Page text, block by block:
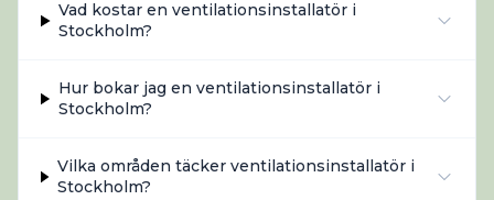
Vad kostar en ventilationsinstallatör i
Stockholm?
Hur bokar jag en ventilationsinstallatör i
Stockholm?
Vilka områden täcker ventilationsinstallatör i
Stockholm?